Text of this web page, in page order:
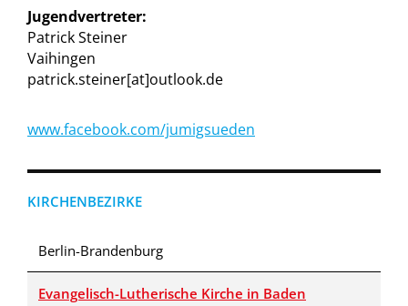
Jugendvertreter:
Patrick Steiner
Vaihingen
patrick.steiner[at]outlook.de
www.facebook.com/jumigsueden
KIRCHENBEZIRKE
Berlin-Brandenburg
Evangelisch-Lutherische Kirche in Baden